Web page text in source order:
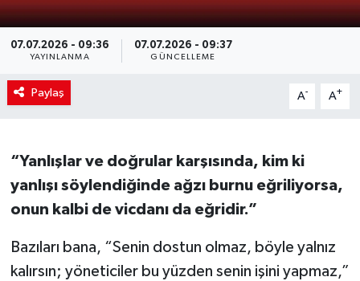
07.07.2026 - 09:36
YAYINLANMA
07.07.2026 - 09:37
GÜNCELLEME
Paylaş A- A+
“Yanlışlar ve doğrular karşısında, kim ki
yanlışı söylendiğinde ağzı burnu eğriliyorsa,
onun kalbi de vicdanı da eğridir.”
Bazıları bana, “Senin dostun olmaz, böyle yalnız
kalırsın; yöneticiler bu yüzden senin işini yapmaz,”